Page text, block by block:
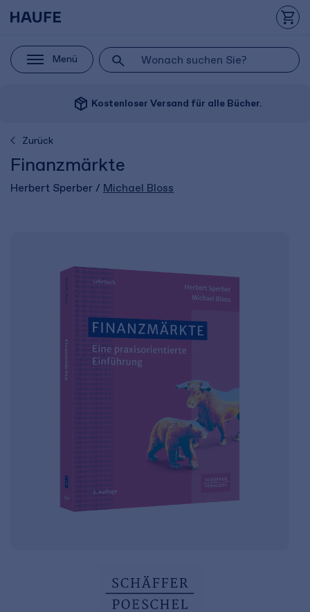
Menü
package_2 Kostenloser Versand für alle Bücher.
Zurück
Finanzmärkte
Herbert Sperber / Michael Bloss